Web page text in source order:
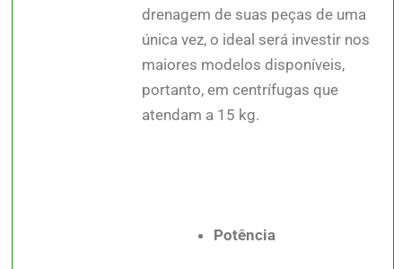
drenagem de suas peças de uma
única vez, o ideal será investir nos
maiores modelos disponíveis,
portanto, em centrífugas que
atendam a 15 kg.
Potência